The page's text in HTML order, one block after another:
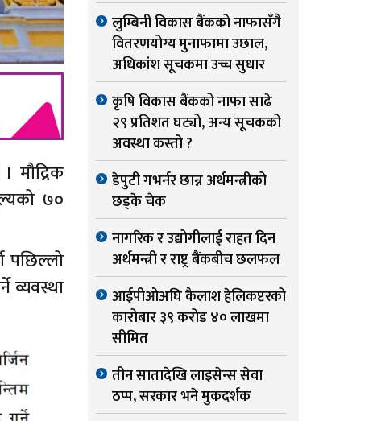
मौद्रिक
७०
पछिल्लो
व्यवस्था
लुम्बिनी विकास बैंकको नाफासँगै
वितरणयोग्य मुनाफामा उछाल,
अधिकांश सूचकमा उच्च सुधार
कृषि विकास बैंकको नाफा साढे
२९ प्रतिशत घट्यो, अन्य सूचकको
अवस्था कस्तो ?
डेपुटी गभर्नर छान्न अर्थमन्त्रीको
छड्के चेक
नागरिक र उद्योगीलाई राहत दिन
अर्थमन्त्री र राष्ट्र बैंकबीच छलफल
आईपीओअघि कैलाश हेलिकप्टरको
कारोबार ३९ करोड ४० लाखमा
सीमित
तीन सातादेखि लाइसेन्स सेवा
ठप्प, सरकार भने मुकदर्शक